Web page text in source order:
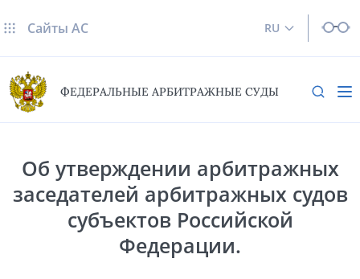
RU
Сайты AC
ФЕДЕРАЛЬНЫЕ АРБИТРАЖНЫЕ СУДЫ
Об утверждении арбитражных
заседателей арбитражных судов
субъектов Российской
Федерации.